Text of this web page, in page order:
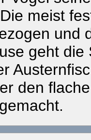
meist
und
geht
den